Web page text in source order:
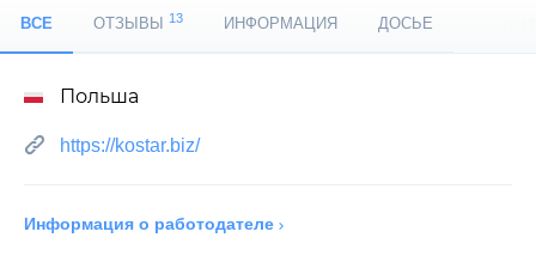
ВСЕ ОТЗЫВЫ 13 ИНФОРМАЦИЯ ДОСЬЕ
Польша
https://kostar.biz/
Информация о работодателе